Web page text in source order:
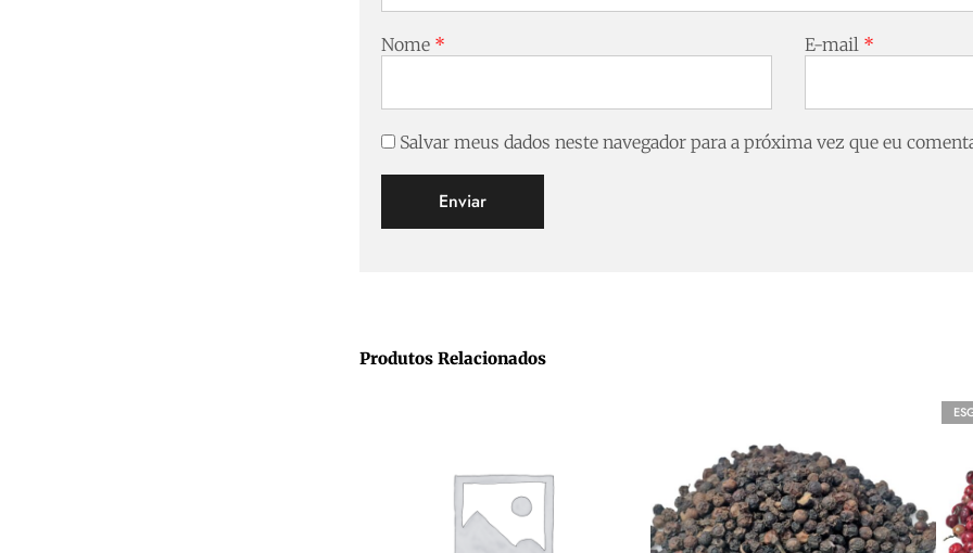
Nome * E-mail *
Salvar meus dados neste navegador para a próxima vez que eu
Produtos Relacionados